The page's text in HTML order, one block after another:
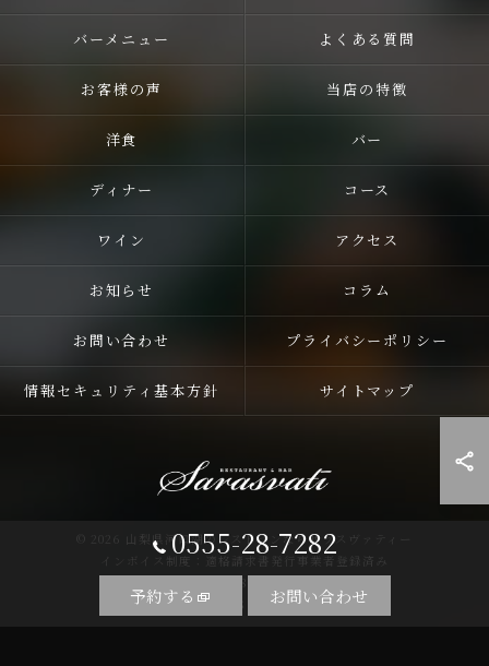
0555-28-7282
予約する お問い合わせ
バーメニュー よくある質問
お客様の声 当店の特徴
洋食 バー
ディナー コース
ワイン アクセス
お知らせ コラム
お問い合わせ プライバシーポリシー
情報セキュリティ基本方針 サイトマップ
© 2026 山梨県河口湖のレストランならサラスヴァティー
インボイス制度：適格請求書発行事業者登録済み
ALL RIGHTS RESERVED.